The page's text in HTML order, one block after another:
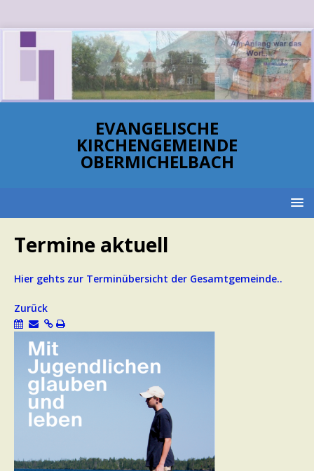
EVANGELISCHE
KIRCHENGEMEINDE
OBERMICHELBACH
Termine aktuell
Hier gehts zur Terminübersicht der Gesamtgemeinde..
Zurück